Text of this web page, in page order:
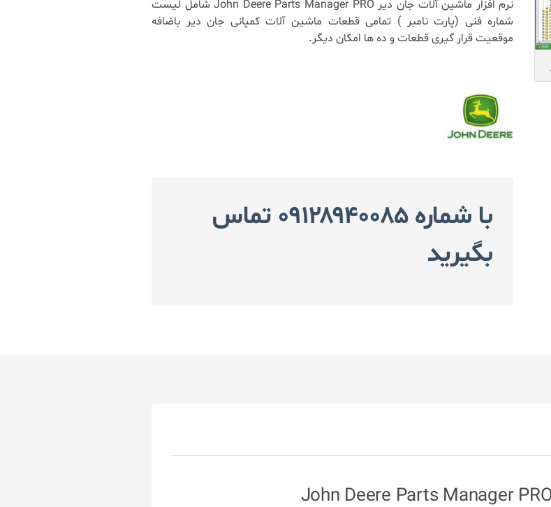
نرم افزار ماشین آلات جان دیر John Deere Parts Manager PRO شامل لیست
شماره فنی (پارت نامبر ) تمامی قطعات ماشین آلات کمپانی جان دیر باضافه
موقعیت قرار گیری قطعات و ده ها امکان دیگر.
با شماره ۰۹۱۲۸۹۴۰۰۸۵ تماس
بگیرید